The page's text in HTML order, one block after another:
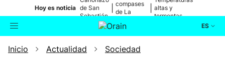
Hoy es noticia de San
Sebastián
compases
de La
altas y
tormentas
ES
Buscador Actualidad
Inicio Actualidad Sociedad